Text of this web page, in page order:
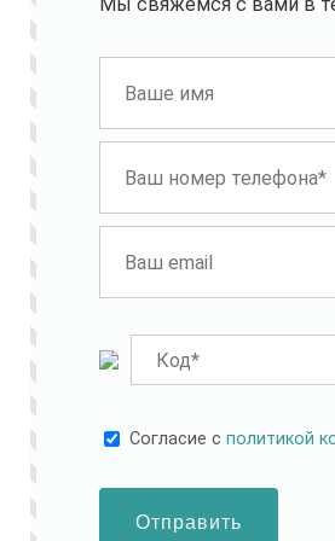
Программа лояльности для
крупных клиентов "Оптовый
Альянс"
Cогласие с политикой
Отправить